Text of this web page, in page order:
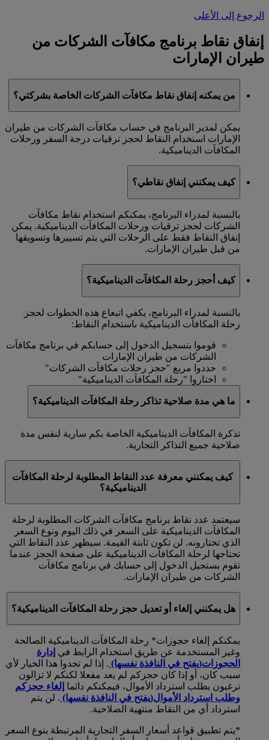
الرجوع إلى الأعلى
إنفاق نقاط برنامج مكافآت الشركات من
طيران الإمارات
من يمكنه إنفاق نقاط مكافآت الشركات الخاصة بشركتي؟
يمكن لمدير البرنامج في حساب مكافآت الشركات من طيران
الإمارات استخدام النقاط لحجز ترقيات درجة السفر ورحلات
المكافآت الديناميكية.
كيف يمكنني إنفاق نقاطي؟
بالنسبة لمدراء البرنامج، يمكنكم استخدام نقاط مكافآت
الشركات لحجز ترقيات ورحلات المكافآت الديناميكية. يمكن
إنفاق النقاط فقط على الرحلات التي يتم تسييرها وتسويقها
من قبل طيران الإمارات.
كيف أحجز رحلة المكافآت الديناميكية؟
بالنسبة لمدراء البرنامج، يكفي اتبعاع هذه الخطوات لحجز
رحلة المكافآت الديناميكية باستخدام النقاط:
قوموا بتسجيل الدخول إلى حسابكم في برنامج مكافآت
الشركات من طيران الإمارات
حددوا مربع "حجز رحلات مكافآت الشركات"
اختاروا "رحلة المكافآت الديناميكية"
ما هي مدة صلاحية تذاكر رحلة المكافآت الديناميكية؟
تذكرة المكافآت الديناميكية الخاصة بكم سارية لنفس مدة
صلاحية جميع التذاكر التجارية.
كيف يمكنني معرفة عدد النقاط المطلوبة لرحلة المكافآت
الديناميكية؟
سيعتمد عدد نقاط برنامج مكافآت الشركات المطلوبة لرحلة
المكافآت الديناميكية على السعر في ذلك اليوم ونوع السعر
الذي تختارونه. لن تكون ثابتة القيمة. سيظهر عدد النقاط التي
تحتاجها لرحلة المكافآت الديناميكية على صفحة الحجز عندما
تقوم بستجيل الدخول إلى حسابك في برنامج مكافآت
الشركات من طيران الإمارات.
هل يمكنني إلغاء أو تعديل حجز رحلة المكافآت الديناميكية؟
يمكنكم إلغاء حجوزات* رحلة المكافآت الديناميكية الصالحة
وغير المستخدمة عن طريق استخدام الرابط في إدارة
الحجوزات(يفتح في النافذة نفسها) . إذا لم تجدوا هذا الخيار لأي
سبب كان، أو إذا كان حجزكم لم يعد مفعلا لكنكم لا تزالون
ترغبون بطلب استرداد الأموال، فيمكنكم دائما إلغاء حجزكم
وطلب استرداد الأموال(يفتح في النافذة نفسها) . لن يتم
استرداد أي من النقاط منتهية الصلاحية.
*يتم تطبيق قواعد أسعار السفر التجارية المرتبطة بنوع السعر